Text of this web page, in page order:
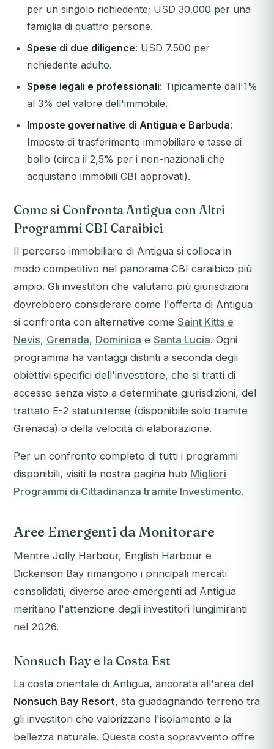
per un singolo richiedente; USD 30.000 per una
famiglia di quattro persone.
Spese di due diligence: USD 7.500 per
richiedente adulto.
Spese legali e professionali: Tipicamente dall'1%
al 3% del valore dell'immobile.
Imposte governative di Antigua e Barbuda:
Imposte di trasferimento immobiliare e tasse di
bollo (circa il 2,5% per i non-nazionali che
acquistano immobili CBI approvati).
Come si Confronta Antigua con Altri
Programmi CBI Caraibici
Il percorso immobiliare di Antigua si colloca in
modo competitivo nel panorama CBI caraibico più
ampio. Gli investitori che valutano più giurisdizioni
dovrebbero considerare come l'offerta di Antigua
si confronta con alternative come Saint Kitts e
Nevis, Grenada, Dominica e Santa Lucia. Ogni
programma ha vantaggi distinti a seconda degli
obiettivi specifici dell'investitore, che si tratti di
accesso senza visto a determinate giurisdizioni, del
trattato E-2 statunitense (disponibile solo tramite
Grenada) o della velocità di elaborazione.
Per un confronto completo di tutti i programmi
disponibili, visiti la nostra pagina hub Migliori
Programmi di Cittadinanza tramite Investimento.
Aree Emergenti da Monitorare
Mentre Jolly Harbour, English Harbour e
Dickenson Bay rimangono i principali mercati
consolidati, diverse aree emergenti ad Antigua
meritano l'attenzione degli investitori lungimiranti
nel 2026.
Nonsuch Bay e la Costa Est
La costa orientale di Antigua, ancorata all'area del
Nonsuch Bay Resort, sta guadagnando terreno tra
gli investitori che valorizzano l'isolamento e la
bellezza naturale. Questa costa sopravvento offre